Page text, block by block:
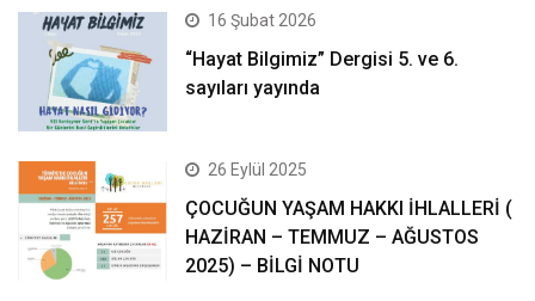
16 Şubat 2026
“Hayat Bilgimiz” Dergisi 5. ve 6.
sayıları yayında
26 Eylül 2025
ÇOCUĞUN YAŞAM HAKKI İHLALLERİ (
HAZİRAN – TEMMUZ – AĞUSTOS
2025) – BİLGİ NOTU